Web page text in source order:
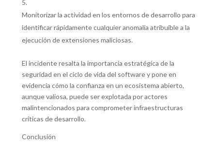
Monitorizar la actividad en los entornos de desarrollo para
identificar rápidamente cualquier anomalía atribuible a la
ejecución de extensiones maliciosas.
El incidente resalta la importancia estratégica de la
seguridad en el ciclo de vida del software y pone en
evidencia cómo la confianza en un ecosistema abierto,
aunque valiosa, puede ser explotada por actores
malintencionados para comprometer infraestructuras
críticas de desarrollo.
Conclusión